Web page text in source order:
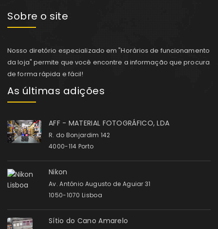
Sobre o site
Nosso diretório especializado em "Horários de funcionamento
da loja" permite que você encontre a informação que procura
de forma rápida e fácil!
As últimas adições
AFF - MATERIAL FOTOGRÁFICO, LDA
R. do Bonjardim 142
4000-114 Porto
Nikon
Av. António Augusto de Aguiar 31
1050-1070 Lisboa
Sítio do Cano Amarelo